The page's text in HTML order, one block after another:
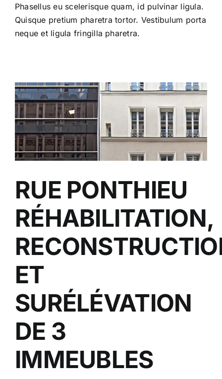
Phasellus eu scelerisque quam, id pulvinar ligula.
Quisque pretium pharetra tortor. Vestibulum porta
neque et ligula fringilla pharetra.
RUE PONTHIEU
RÉHABILITATION,
ET
SURÉLÉVATION
DE 3
IMMEUBLES